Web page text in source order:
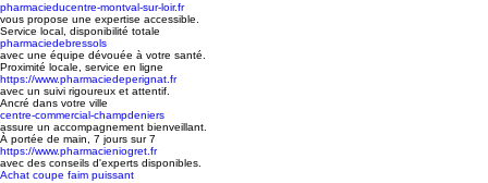
pharmacieducentre-montval-sur-loir.fr
vous propose une expertise accessible.
Service local, disponibilité totale
pharmaciedebressols
avec une équipe dévouée à votre santé.
Proximité locale, service en ligne
https://www.pharmaciedeperignat.fr
avec un suivi rigoureux et attentif.
Ancré dans votre ville
centre-commercial-champdeniers
assure un accompagnement bienveillant.
À portée de main, 7 jours sur 7
https://www.pharmacieniogret.fr
avec des conseils d'experts disponibles.
Achat coupe faim puissant